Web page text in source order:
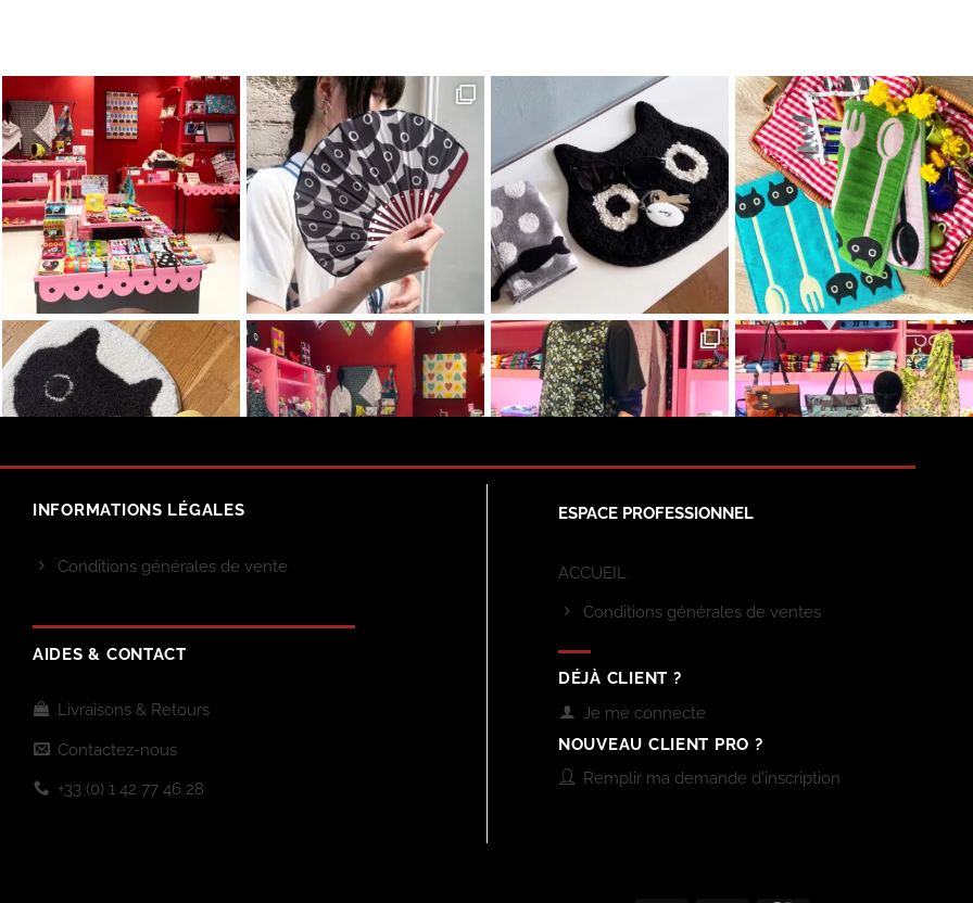
INFORMATIONS LÉGALES
Conditions générales de vente
AIDES & CONTACT
Livraisons & Retours
Contactez-nous
+33 (0) 1 42 77 46 28
ESPACE PROFESSIONNEL
ACCUEIL
Conditions générales de ventes
DÉJÀ CLIENT ?
Je me connecte
NOUVEAU CLIENT PRO ?
Remplir ma demande d'inscription